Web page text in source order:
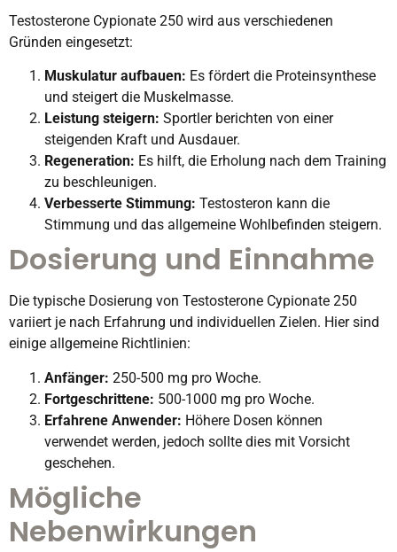
Testosterone Cypionate 250 wird aus verschiedenen
Gründen eingesetzt:
Muskulatur aufbauen: Es fördert die Proteinsynthese
und steigert die Muskelmasse.
Leistung steigern: Sportler berichten von einer
steigenden Kraft und Ausdauer.
Regeneration: Es hilft, die Erholung nach dem Training
zu beschleunigen.
Verbesserte Stimmung: Testosteron kann die
Stimmung und das allgemeine Wohlbefinden steigern.
Dosierung und Einnahme
Die typische Dosierung von Testosterone Cypionate 250
variiert je nach Erfahrung und individuellen Zielen. Hier sind
einige allgemeine Richtlinien:
Anfänger: 250-500 mg pro Woche.
Fortgeschrittene: 500-1000 mg pro Woche.
Erfahrene Anwender: Höhere Dosen können
verwendet werden, jedoch sollte dies mit Vorsicht
geschehen.
Mögliche
Nebenwirkungen